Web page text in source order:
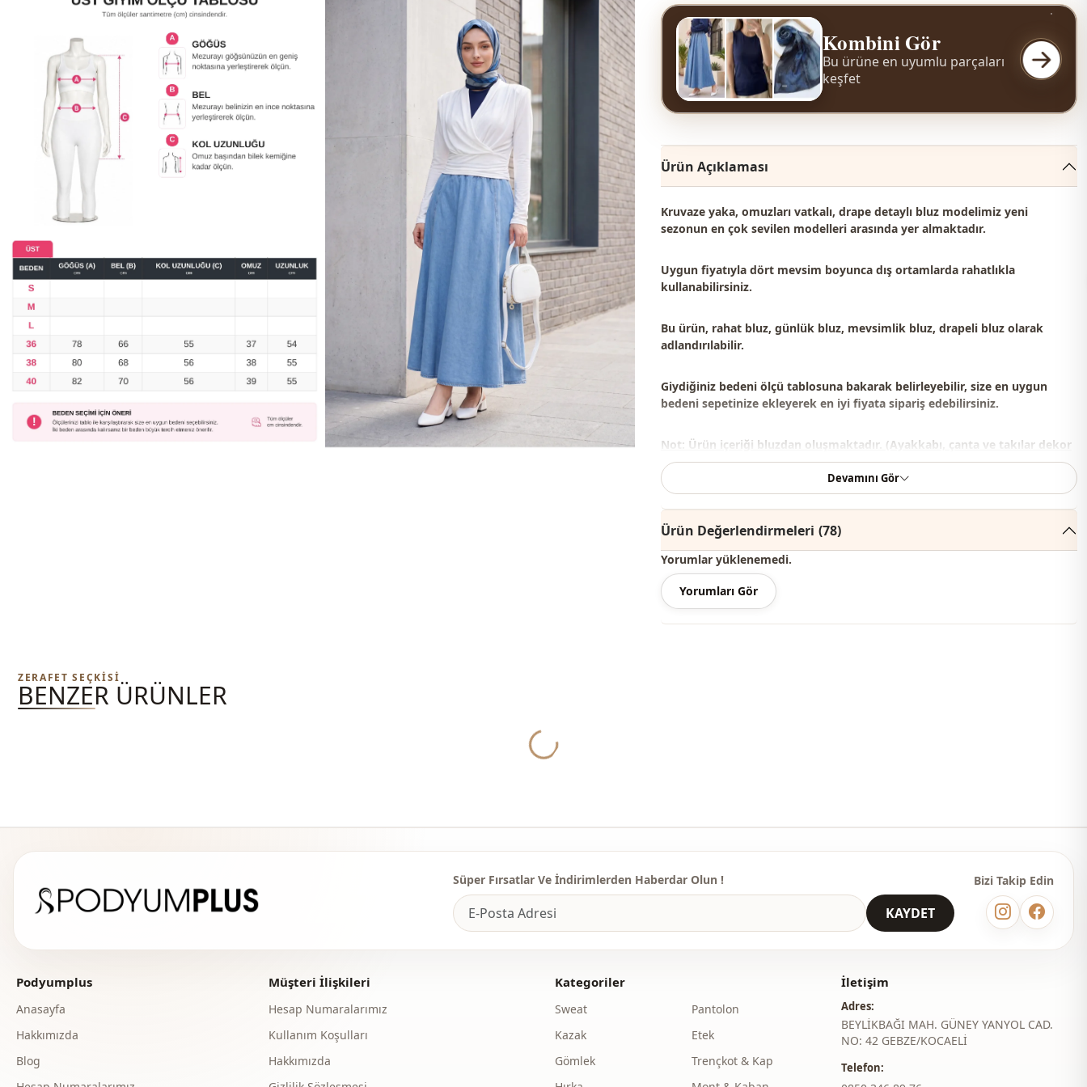
Kombini Gör
Bu ürüne en uyumlu parçaları
keşfet
Ürün Açıklaması
Kruvaze yaka, omuzları vatkalı, drape detaylı bluz modelimiz yeni
sezonun en çok sevilen modelleriarasında yer almaktadır.
Uygun fiyatıyla dört mevsim boyunca dış ortamlarda rahatlıkla
kullanabilirsiniz.
Bu ürün, rahat bluz, günlük bluz, mevsimlik bluz, drapeli bluz olarak
adlandırılabilir.
Giydiğiniz bedeni ölçü tablosuna bakarak belirleyebilir, size en uygun
bedeni sepetinize ekleyerek en iyi fiyata sipariş edebilirsiniz.
Not: Ürün içeriği bluzdan oluşmaktadır. (Ayakkabı, çanta ve takılar dekor
amaçlı kullanılmaktadır.)
%85 Polyester , %15 Pamuk
Yaka
Devamını Gör
Ürün Değerlendirmeleri (78)
Yorumlar yüklenemedi.
Yorumları Gör
ZERAFET SEÇKISI
BENZER ÜRÜNLER
Yukleniyor...
Süper Fırsatlar Ve İndirimlerden Haberdar Olun !
KAYDET
Bizi Takip Edin
Podyumplus
Anasayfa
Hakkımızda
Blog
Müşteri İlişkileri
Hesap Numaralarımız
Kullanım Koşulları
Hakkımızda
Kategoriler
Sweat
Kazak
Gömlek
Pantolon
Etek
Trençkot & Kap
İletişim
Adres:
BEYLİKBAĞI MAH. GÜNEY YANYOL CAD.
NO: 42 GEBZE/KOCAELİ
Telefon: